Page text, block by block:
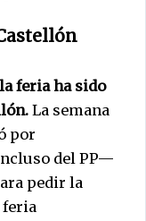
la feria ha sido
La semana
por
del PP—
pedir la
feria